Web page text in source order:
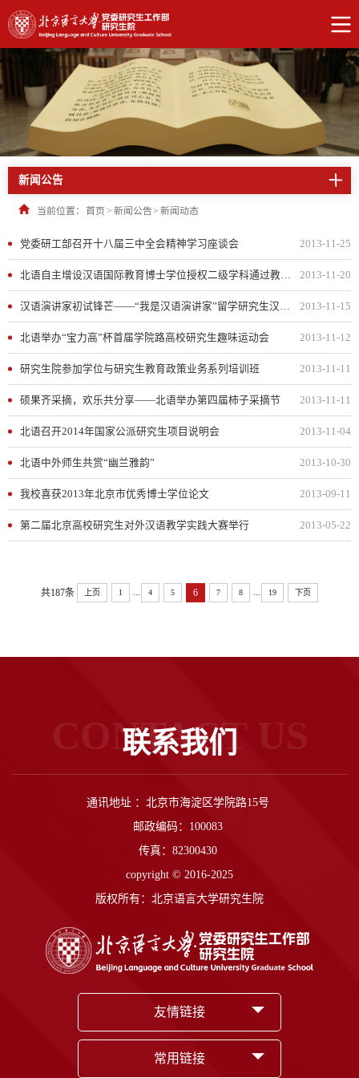
新闻公告
当前位置： 首页 > 新闻公告> 新闻动态
2013-11-25
党委研工部召开十八届三中全会精神学习座谈会
2013-11-20
北语自主增设汉语国际教育博士学位授权二级学科通过教育部学位中心公示
2013-11-15
汉语演讲家初试锋芒——“我是汉语演讲家”留学研究生汉语演讲大赛初赛顺利举办
2013-11-12
北语举办“宝力高”杯首届学院路高校研究生趣味运动会
2013-11-11
研究生院参加学位与研究生教育政策业务系列培训班
2013-11-11
硕果齐采摘，欢乐共分享——北语举办第四届柿子采摘节
2013-11-04
北语召开2014年国家公派研究生项目说明会
2013-10-30
北语中外师生共赏“幽兰雅韵”
2013-09-11
我校喜获2013年北京市优秀博士学位论文
2013-05-22
第二届北京高校研究生对外汉语教学实践大赛举行
共187条 上页 1 ... 4 5 6 7 8 ... 19 下页
联系我们
CONTACT US
通讯地址 ：北京市海淀区学院路15号
邮政编码：100083
传真：82300430
copyright © 2016-2025
版权所有：北京语言大学研究生院
友情链接
常用链接